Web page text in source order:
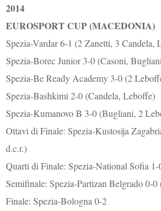
2014
EUROSPORT CUP (MACEDONIA)
Spezia-Vardar 6-1 (2 Zanetti, 3 Candela,
Spezia-Borec Junior 3-0 (Casoni,
Spezia-Be Ready Academy 3-0 (2
Spezia-Bashkimi 2-0 (Candela, Leboffe)
Spezia-Kumanovo B 3-0 (Bugliani, 2
Ottavi di Finale: Spezia-Kustosija
d.c.r.)
Quarti di Finale: Spezia-National Sofia
Semifinale: Spezia-Partizan Belgrado 0-
Finale: Spezia-Bologna 0-2